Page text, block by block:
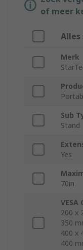
of meer
Alles
Merk
Sub
Stand
Yes
70in
200 x
350
400 x
400